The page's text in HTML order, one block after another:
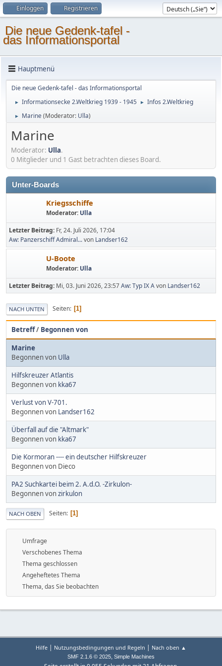
Einloggen Registrieren
Die neue Gedenk-tafel -
das Informationsportal
Hauptmenü
Die neue Gedenk-tafel - das Informationsportal
► Informationsecke 2.Weltkrieg 1939 - 1945 ► Infos 2.Weltkrieg
► Marine(Moderator: Ulla)
Marine
Moderator: Ulla.
0 Mitglieder und 1 Gast betrachten dieses Board.
Unter-Boards
Kriegsschiffe
Moderator: Ulla
Letzter Beitrag: Fr, 24. Juli 2026, 17:04
Aw: Panzerschiff Admiral...von Landser162
U-Boote
Moderator: Ulla
Letzter Beitrag: Mi, 03. Juni 2026, 23:57Aw: Typ IX Avon Landser162
NACH UNTEN Seiten 1
Betreff/ Begonnen von
Marine
Begonnen von Ulla
Hilfskreuzer Atlantis
Begonnen von kka67
Verlust von V-701.
Begonnen von Landser162
Überfall auf die "Altmark"
Begonnen von kka67
Die Kormoran ---- ein deutscher Hilfskreuzer
Begonnen von Dieco
PA2 Suchkartei beim 2. A.d.O. -Zirkulon-
Begonnen vonzirkulon
NACH OBEN Seiten 1
Umfrage
Verschobenes Thema
Thema geschlossen
Angeheftetes Thema
Thema, das Sie beobachten
Hilfe | Nutzungsbedingungen und Regeln | Nach oben ▲
SMF 2.1.6 © 2025, Simple Machines